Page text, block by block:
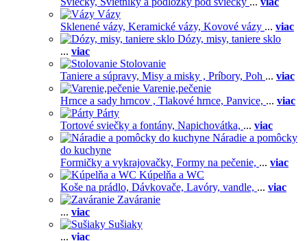
Vázy
Sklenené vázy, Keramické vázy, Kovové vázy ... viac
Dózy, misy, taniere sklo
... viac
Stolovanie
Taniere a súpravy, Misy a misky , Príbory, Poh ... viac
Varenie,pečenie
Hrnce a sady hrncov , Tlakové hrnce, Panvice, ... viac
Párty
Tortové sviečky a fontány, Napichovátka, ... viac
Náradie a pomôcky
do kuchyne
Formičky a vykrajovačky, Formy na pečenie, ... viac
Kúpelňa a WC
Koše na prádlo, Dávkovače, Lavóry, vandle, ... viac
Zaváranie
... viac
Sušiaky
... viac